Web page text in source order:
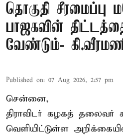
தொகுதி சீரமைப்பு
பாஜகவின்
வேண்டும்-
Published on: 07 Aug 2026, 2:57 pm
சென்னை,
திராவிடர் கழகத் தலைவர்
வெளியிட்டுள்ள